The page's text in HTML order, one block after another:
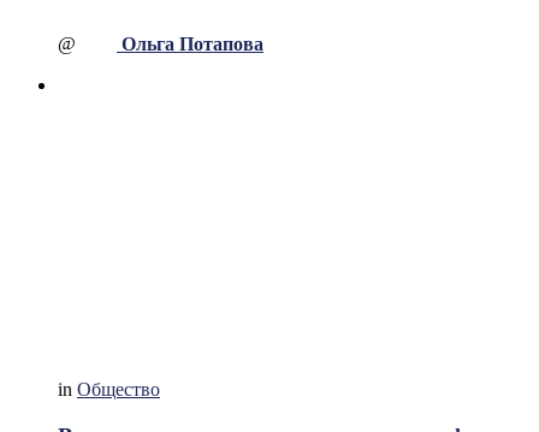
@ Ольга Потапова
in Общество